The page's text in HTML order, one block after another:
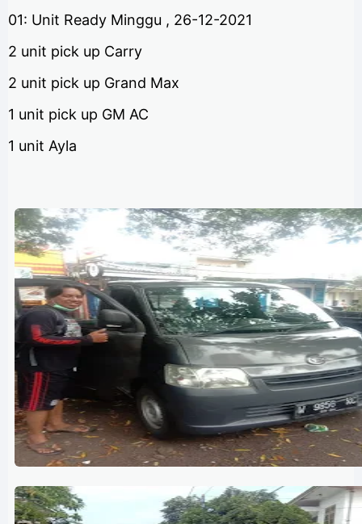
01: Unit Ready Minggu , 26-12-2021
2 unit pick up Carry
2 unit pick up Grand Max
1 unit pick up GM AC
1 unit Ayla